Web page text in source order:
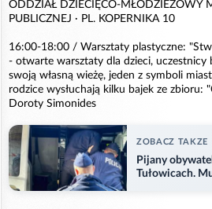
ODDZIAŁ DZIECIĘCO-MŁODZIEŻOWY
PUBLICZNEJ · PL. KOPERNIKA 10
16:00-18:00 / Warsztaty plastyczne:
- otwarte warsztaty dla dzieci, uczestnicy
swoją własną wieżę, jeden z symboli
rodzice wysłuchają kilku bajek ze zbioru:
Doroty Simonides
ZOBACZ TAKZE
Pijany
Tułowicach.